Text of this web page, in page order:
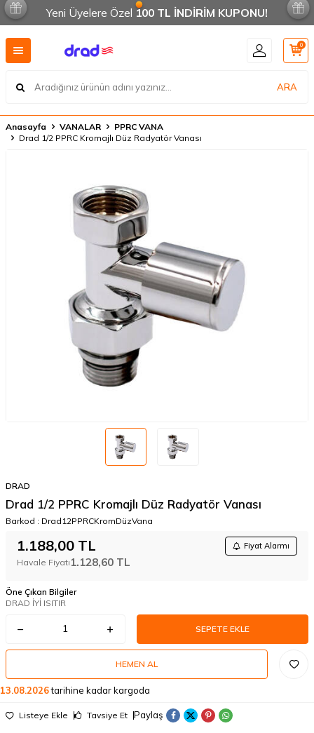
Yeni Üyelere Özel 100 TL İNDİRİM KUPONU!
ARA
0
Anasayfa VANALAR
PPRC VANA
Drad 1/2 PPRC Kromajlı Düz Radyatör Vanası
DRAD
Drad 1/2 PPRC Kromajlı Düz Radyatör Vanası
Barkod : Drad12PPRCKromDüzVana
1.188,00 TL Fiyat Alarmı
Havale Fiyatı 1.128,60 TL
Öne Çıkan Bilgiler
DRAD İYİ ISITIR
SEPETE EKLE
HEMEN AL
13.08.2026tarihine kadar kargoda
Listeye Ekle Tavsiye Et Paylaş